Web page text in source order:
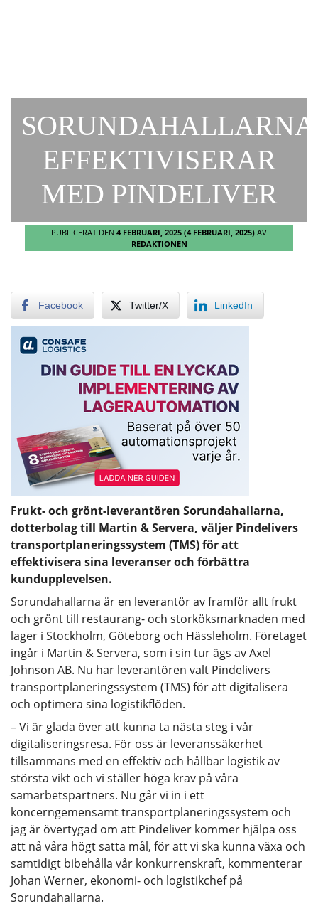
SORUNDAHALLARNA
EFFEKTIVISERAR
MED PINDELIVER
PUBLICERAT DEN 4 FEBRUARI, 2025 (4 FEBRUARI, 2025) AV
REDAKTIONEN
Facebook Twitter/X LinkedIn
Frukt- och grönt-leverantören Sorundahallarna,
dotterbolag till Martin & Servera, väljer Pindelivers
transportplaneringssystem (TMS) för att
effektivisera sina leveranser och förbättra
kundupplevelsen.
Sorundahallarna är en leverantör av framför allt frukt
och grönt till restaurang- och storköksmarknaden med
lager i Stockholm, Göteborg och Hässleholm. Företaget
ingår i Martin & Servera, som i sin tur ägs av Axel
Johnson AB. Nu har leverantören valt Pindelivers
transportplaneringssystem (TMS) för att digitalisera
och optimera sina logistikflöden.
– Vi är glada över att kunna ta nästa steg i vår
digitaliseringsresa. För oss är leveranssäkerhet
tillsammans med en effektiv och hållbar logistik av
största vikt och vi ställer höga krav på våra
samarbetspartners. Nu går vi in i ett
koncerngemensamt transportplaneringssystem och
jag är övertygad om att Pindeliver kommer hjälpa oss
att nå våra högt satta mål, för att vi ska kunna växa och
samtidigt bibehålla vår konkurrenskraft, kommenterar
Johan Werner, ekonomi- och logistikchef på
Sorundahallarna.